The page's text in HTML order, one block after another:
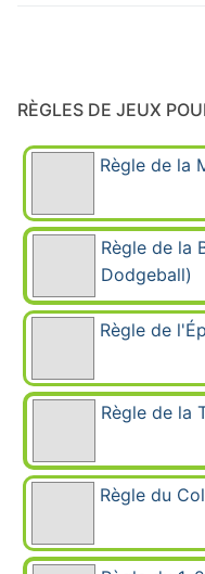
RÈGLES DE JEUX
Règle de la
Règle de la
Dodgeball)
Règle de
Règle de la
Règle du